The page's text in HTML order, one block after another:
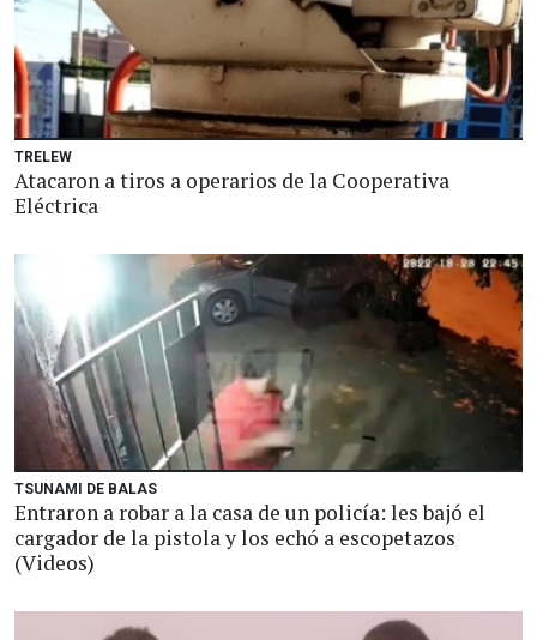
TRELEW
Atacaron a tiros a operarios de la Cooperativa
Eléctrica
TSUNAMI DE BALAS
Entraron a robar a la casa de un policía: les bajó el
cargador de la pistola y los echó a escopetazos
(Videos)